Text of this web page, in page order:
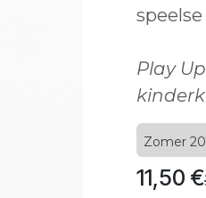
Play
Zomer
11,50 €